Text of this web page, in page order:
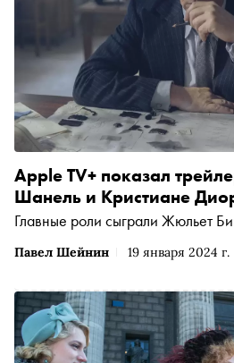
Павел Шейнин 19 января 2024 г.
Apple TV+ показал
Шанель и Кристиане
Главные роли сыграли Жюльет